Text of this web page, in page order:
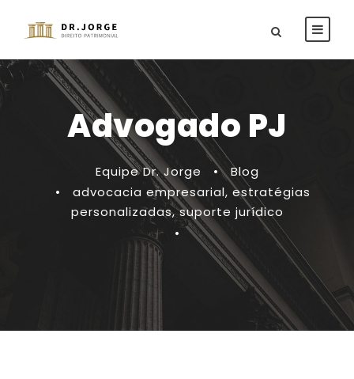
Advogado PJ
Equipe Dr. Jorge •
Blog
•
advocacia empresarial, estratégias
personalizadas, suporte jurídico
•